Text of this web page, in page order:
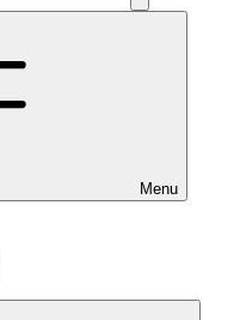
Menu